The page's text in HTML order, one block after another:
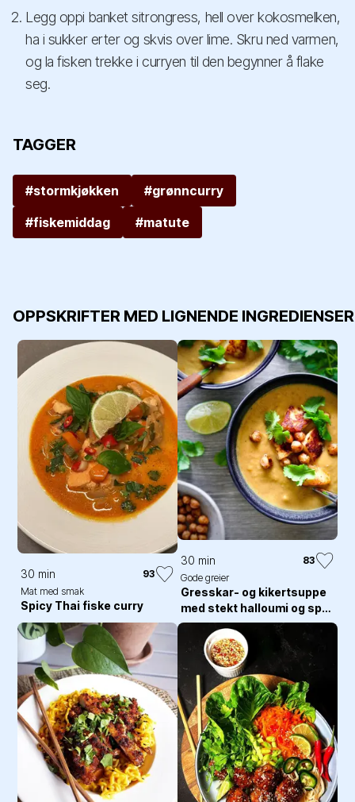
Legg oppi banket sitrongress, hell over kokosmelken,
ha i sukker erter og skvis over lime. Skru ned varmen,
og la fisken trekke i curryen til den begynner å flake
seg.
TAGGER
#stormkjøkken
#grønncurry
#fiskemiddag
#matute
OPPSKRIFTER MED LIGNENDE INGREDIENSER
30 min
93
Mat med smak
Spicy Thai fiske curry
30 min
83
Gode greier
Gresskar- og kikertsuppe
med stekt halloumi og sprø
kikerter